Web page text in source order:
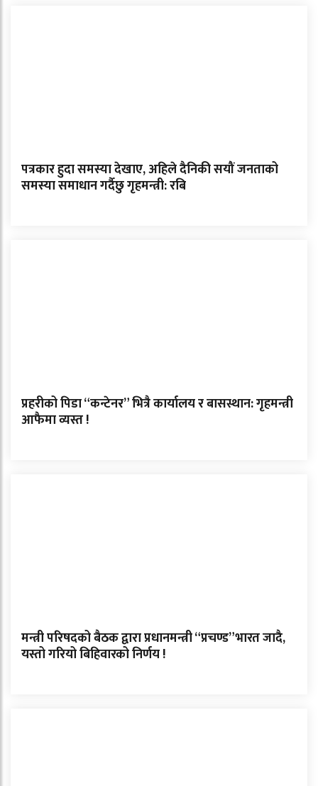
पत्रकार हुदा समस्या देखाए, अहिले दैनिकी सयौं जनताको
समस्या समाधान गर्दैछु गृहमन्त्री: रबि
प्रहरीको पिडा “कन्टेनर” भित्रै कार्यालय र बासस्थान: गृहमन्त्री
आफैमा व्यस्त !
मन्त्री परिषदको बैठक द्वारा प्रधानमन्त्री “प्रचण्ड”भारत जादै,
यस्तो गरियो बिहिवारको निर्णय !